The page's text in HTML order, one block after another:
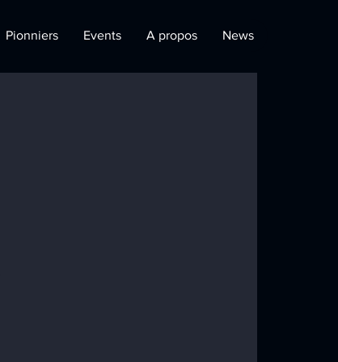
Pionniers Events A propos News